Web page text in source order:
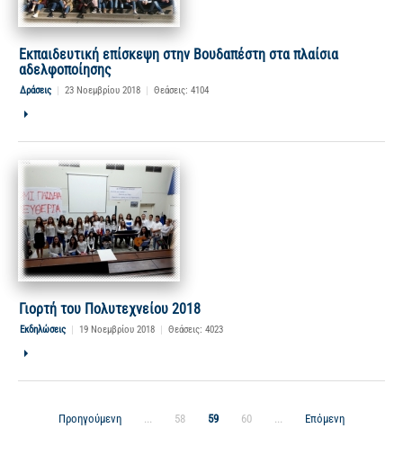
Εκπαιδευτική επίσκεψη στην Βουδαπέστη στα πλαίσια
αδελφοποίησης
Δράσεις | 23 Νοεμβρίου 2018 | Θεάσεις: 4104
Γιορτή του Πολυτεχνείου 2018
Εκδηλώσεις | 19 Νοεμβρίου 2018 | Θεάσεις: 4023
Προηγούμενη ... 58 59 60 ... Επόμενη